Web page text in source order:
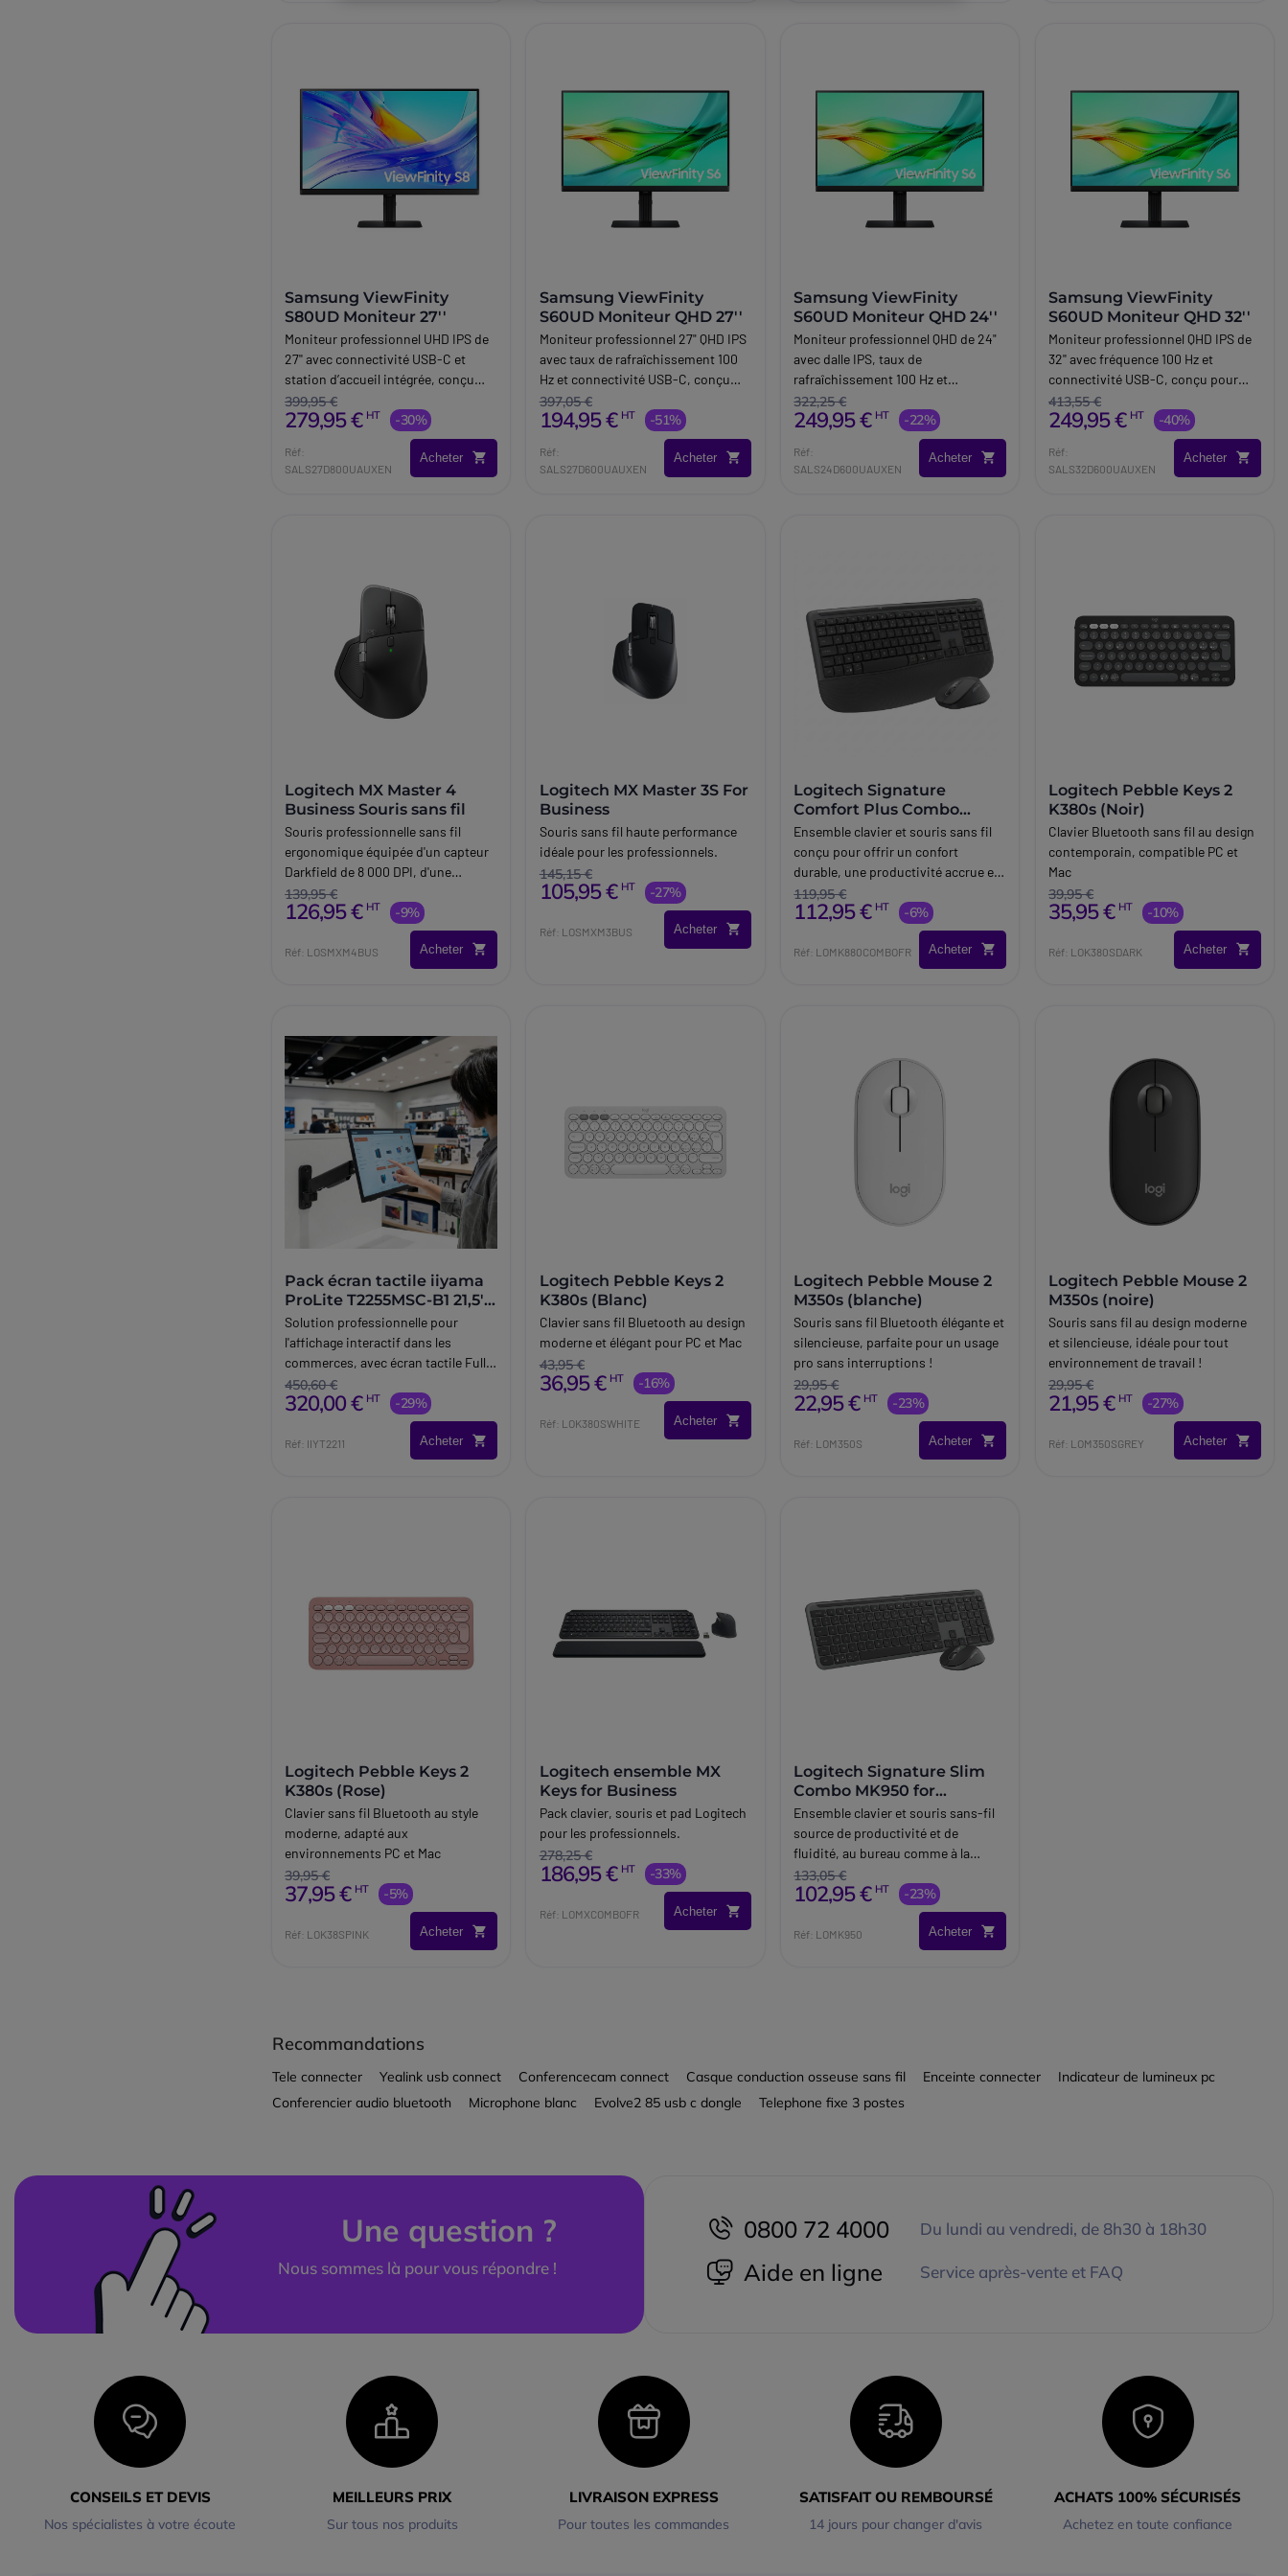
Samsung ViewFinity
S80UD Moniteur 27''
Moniteur professionnel UHD IPS de
27'' avec connectivité USB-C et
station d’accueil intégrée, conçu
pour les postes de travail modernes
et la productivité en entreprise.
399,95 €
279,95 € HT -30%
Réf:
SALS27D800UAUXEN
Acheter
Samsung ViewFinity
S60UD Moniteur QHD 27''
Moniteur professionnel 27" QHD IPS
avec taux de rafraîchissement 100
Hz et connectivité USB-C, conçu
pour améliorer la productivité et le
confort dans les environnements de
397,05 €
194,95 € HT -51%
Réf:
SALS27D600UAUXEN
Acheter
Samsung ViewFinity
S60UD Moniteur QHD 24''
Moniteur professionnel QHD de 24"
avec dalle IPS, taux de
rafraîchissement 100 Hz et
connectivité USB-C, conçu pour la
bureautique avancée et les
environnements de travail
modernes.
322,25 €
249,95 € HT -22%
Réf:
SALS24D600UAUXEN
Acheter
Samsung ViewFinity
S60UD Moniteur QHD 32''
Moniteur professionnel QHD IPS de
32'' avec fréquence 100 Hz et
connectivité USB-C, conçu pour
offrir un grand espace de travail et
améliorer la productivité en
environnement professionnel.
413,55 €
249,95 € HT -40%
Réf:
SALS32D600UAUXEN
Acheter
Logitech MX Master 4
Business Souris sans fil
Souris professionnelle sans fil
ergonomique équipée d'un capteur
Darkfield de 8 000 DPI, d'une
molette de défilement MagSpeed et
d'une connexion Logi Bolt
139,95 €
126,95 € HT -9%
Réf: LOSMXM4BUS Acheter
Logitech MX Master 3S For
Business
Souris sans fil haute performance
idéale pour les professionnels.
145,15 €
105,95 € HT -27%
Réf: LOSMXM3BUS Acheter
Logitech Signature
Comfort Plus Combo
MK880 Clavier - Souris
sans fil
Ensemble clavier et souris sans fil
conçu pour offrir un confort
durable, une productivité accrue et
une connectivité multi-appareils
dans les environnements
119,95 €
112,95 € HT -6%
Réf: LOMK880COMBOFR Acheter
Logitech Pebble Keys 2
K380s (Noir)
Clavier Bluetooth sans fil au design
contemporain, compatible PC et
Mac
39,95 €
35,95 € HT -10%
Réf: LOK380SDARK Acheter
Pack écran tactile iiyama
ProLite T2255MSC-B1 21,5''
+ support mural
Neomounts
Solution professionnelle pour
l'affichage interactif dans les
commerces, avec écran tactile Full
HD iiyama de 21,5 pouces et support
mural Neomounts.
450,60 €
320,00 € HT -29%
Réf: IIYT2211 Acheter
Logitech Pebble Keys 2
K380s (Blanc)
Clavier sans fil Bluetooth au design
moderne et élégant pour PC et Mac
43,95 €
36,95 € HT -16%
Réf: LOK380SWHITE Acheter
Logitech Pebble Mouse 2
M350s (blanche)
Souris sans fil Bluetooth élégante et
silencieuse, parfaite pour un usage
pro sans interruptions !
29,95 €
22,95 € HT -23%
Réf: LOM350S Acheter
Logitech Pebble Mouse 2
M350s (noire)
Souris sans fil au design moderne
et silencieuse, idéale pour tout
environnement de travail !
29,95 €
21,95 € HT -27%
Réf: LOM350SGREY Acheter
Logitech Pebble Keys 2
K380s (Rose)
Clavier sans fil Bluetooth au style
moderne, adapté aux
environnements PC et Mac
39,95 €
37,95 € HT -5%
Réf: LOK38SPINK Acheter
Logitech ensemble MX
Keys for Business
Pack clavier, souris et pad Logitech
pour les professionnels.
278,25 €
186,95 € HT -33%
Réf: LOMXCOMBOFR Acheter
Logitech Signature Slim
Combo MK950 for
Business
Ensemble clavier et souris sans-fil
source de productivité et de
fluidité, au bureau comme à la
maison.
133,05 €
102,95 € HT -23%
Réf: LOMK950 Acheter
Recommandations
Tele connecter Yealink usb connect Conferencecam connect Casque conduction osseuse sans fil Enceinte connecter
Indicateur de lumineux pc
Conferencier audio bluetooth
Microphone blanc Evolve2 85 usb c dongle Telephone fixe 3 postes
Une question ?
Nous sommes là pour vous répondre !
0800 72 4000 Du lundi au vendredi, de 8h30 à 18h30
Aide en ligne Service après-vente et FAQ
CONSEILS ET DEVIS
Nos spécialistes à votre écoute
MEILLEURS PRIX
Sur tous nos produits
LIVRAISON EXPRESS
Pour toutes les commandes
SATISFAIT OU REMBOURSÉ
14 jours pour changer d'avis
ACHATS 100% SÉCURISÉS
Achetez en toute confiance